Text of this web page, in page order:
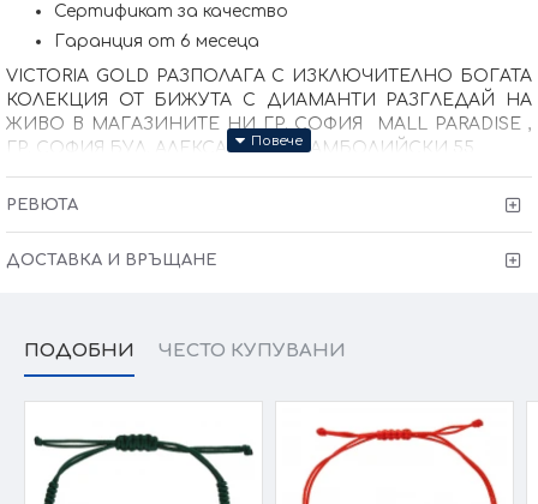
Сертификат за качество
Гаранция от 6 месеца
VICTORIA GOLD РАЗПОЛАГА С ИЗКЛЮЧИТЕЛНО БОГАТА
КОЛЕКЦИЯ ОТ БИЖУТА С ДИАМАНТИ РАЗГЛЕДАЙ НА
ЖИВО В МАГАЗИНИТЕ НИ ГР. СОФИЯ MALL PARADISE ,
ГР. СОФИЯ БУЛ. АЛЕКСАНДЪР СТАМБОЛИЙСКИ 55
Kрайната цена и теглото може да варират тъй като
нашите продукти се изработват ръчно +/- 10% според
размера на изделието. При онлайн поръчка, ще се
свържем с Вас, за да уточним всички характеристики и
изисквания за изработката.
РЕВЮТА
ДОСТАВКА И ВРЪЩАНЕ
ПОДОБНИ ЧЕСТО КУПУВАНИ